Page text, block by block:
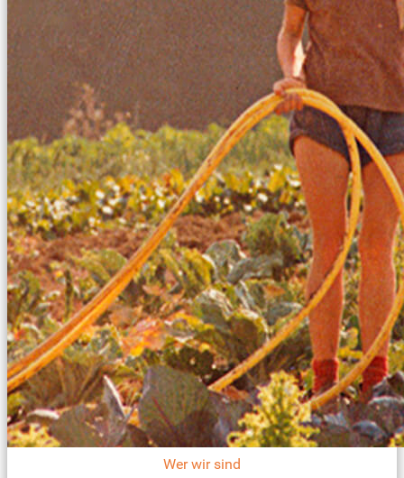
Wer wir sind